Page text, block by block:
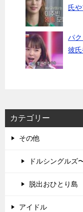
氏
パ
彼氏
カテゴリー
その他
ドルシングルズ
脱出おひとり島
アイドル